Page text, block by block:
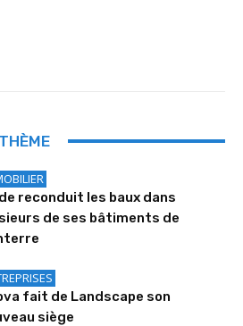
reconduit les baux dans
de ses bâtiments de
fait de Landscape son
siège